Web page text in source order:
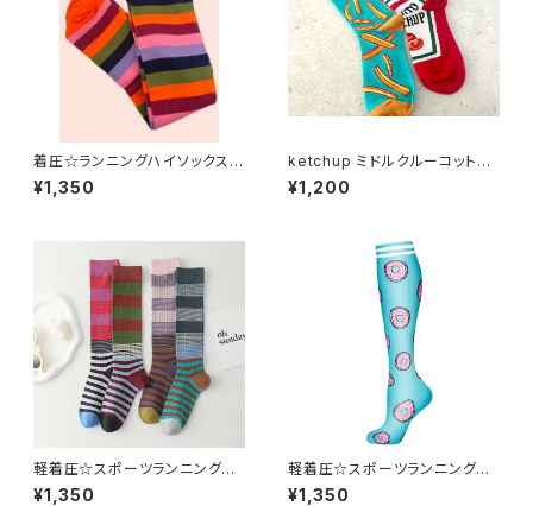
着圧☆ランニングハイソックス b
ordoran K25
¥1,350
ketchup ミドルクルーコットン
ソックス
¥1,200
軽着圧☆スポーツランニングハ
イソックスボーダー
¥1,350
軽着圧☆スポーツランニングハ
イソックスDonuts J7
¥1,350